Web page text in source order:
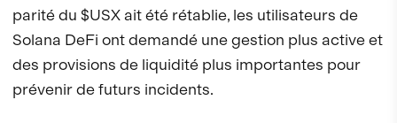
parité du $USX ait été rétablie, les utilisateurs de
Solana DeFi ont demandé une gestion plus active et
des provisions de liquidité plus importantes pour
prévenir de futurs incidents.